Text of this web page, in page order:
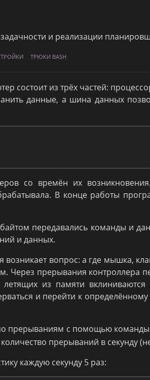
и реализации
ТРЮКИ BASH
состоит из трёх частей:
данные, а шина данных
со времён их
В конце работы
передавались команды и
и данных.
возникает вопрос: а где мышка,
Через прерывания контроллера
из памяти
и перейти к
прерываниям с помощью команды
прерываний в секунду
каждую секунду 5 раз: